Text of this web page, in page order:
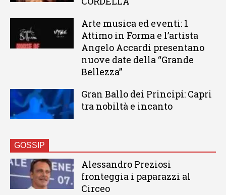
Arte musica ed eventi: 1
Attimo in Forma e l’artista
Angelo Accardi presentano
nuove date della “Grande
Bellezza”
Gran Ballo dei Principi: Capri
tra nobiltà e incanto
GOSSIP
Alessandro Preziosi
fronteggia i paparazzi al
Circeo